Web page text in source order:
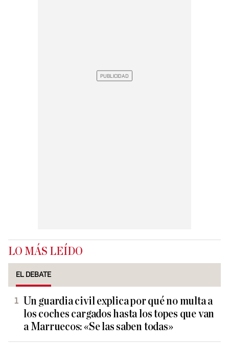
LO MÁS LEÍDO
EL DEBATE
Un guardia civil explica por qué no multa a
los coches cargados hasta los topes que van
a Marruecos: «Se las saben todas»